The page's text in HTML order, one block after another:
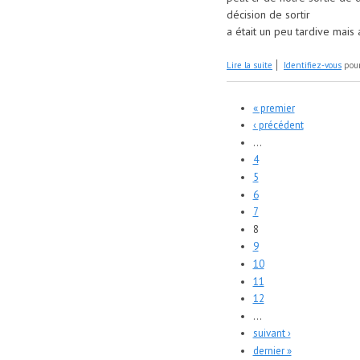
décision de sortir
a était un peu tardive
Lire la suite de Tête sud des
Identifiez-vous
Pages« premier
‹ précédent
…
4
5
6
7
8
9
10
11
12
…
suivant ›
dernier »